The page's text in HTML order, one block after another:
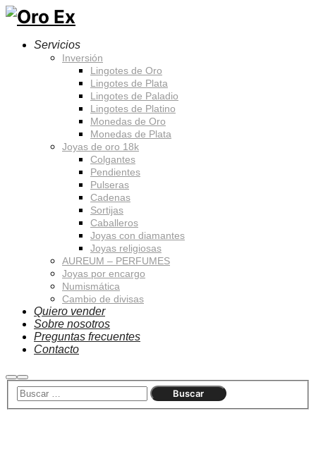
Servicios
Inversión
Lingotes de Oro
Lingotes de Plata
Lingotes de Paladio
Lingotes de Platino
Monedas de Oro
Monedas de Plata
Joyas de oro 18k
Colgantes
Pendientes
Pulseras
Cadenas
Sortijas
Caballeros
Joyas con diamantes
Joyas religiosas
AUREUM – PERFUMES
Joyas por encargo
Numismática
Cambio de divisas
Quiero vender
Sobre nosotros
Preguntas frecuentes
Contacto